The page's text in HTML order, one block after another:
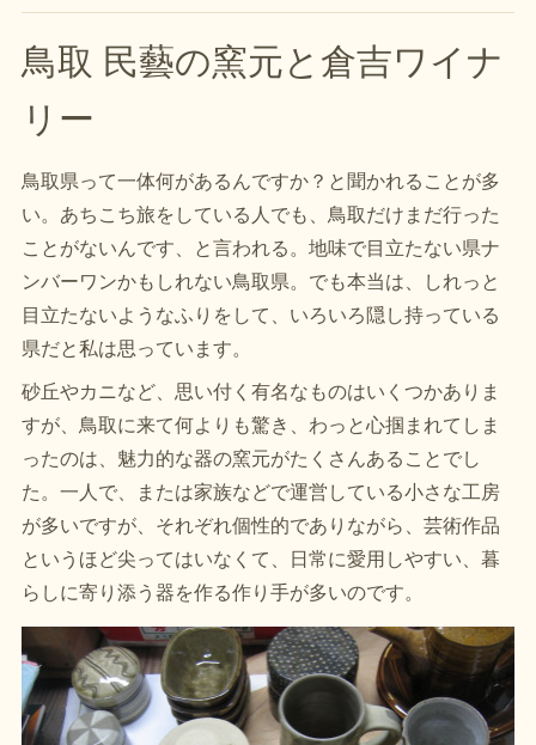
鳥取 民藝の窯元と倉吉ワイナ
リー
鳥取県って一体何があるんですか？と聞かれることが多
い。あちこち旅をしている人でも、鳥取だけまだ行った
ことがないんです、と言われる。地味で目立たない県ナ
ンバーワンかもしれない鳥取県。でも本当は、しれっと
目立たないようなふりをして、いろいろ隠し持っている
県だと私は思っています。
砂丘やカニなど、思い付く有名なものはいくつかありま
すが、鳥取に来て何よりも驚き、わっと心掴まれてしま
ったのは、魅力的な器の窯元がたくさんあることでし
た。一人で、または家族などで運営している小さな工房
が多いですが、それぞれ個性的でありながら、芸術作品
というほど尖ってはいなくて、日常に愛用しやすい、暮
らしに寄り添う器を作る作り手が多いのです。